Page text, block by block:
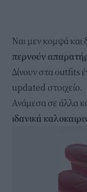
Ναι μεν κομψά και
περνούν
Δίνουν στα outfits
updated στοιχείο.
Ανάμεσα σε άλλα
ιδανικά